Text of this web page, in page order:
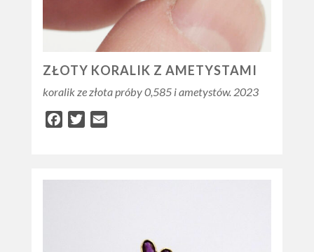
ZŁOTY KORALIK Z AMETYSTAMI
koralik ze złota próby 0,585 i ametystów. 2023
Facebook
Twitter